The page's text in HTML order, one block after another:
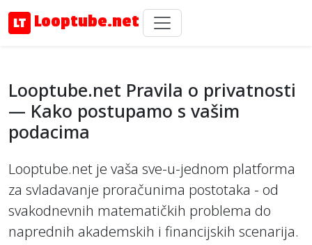
Looptube.net
Looptube.net Pravila o privatnosti
— Kako postupamo s vašim
podacima
Looptube.net je vaša sve-u-jednom platforma
za svladavanje proračunima postotaka - od
svakodnevnih matematičkih problema do
naprednih akademskih i financijskih scenarija.